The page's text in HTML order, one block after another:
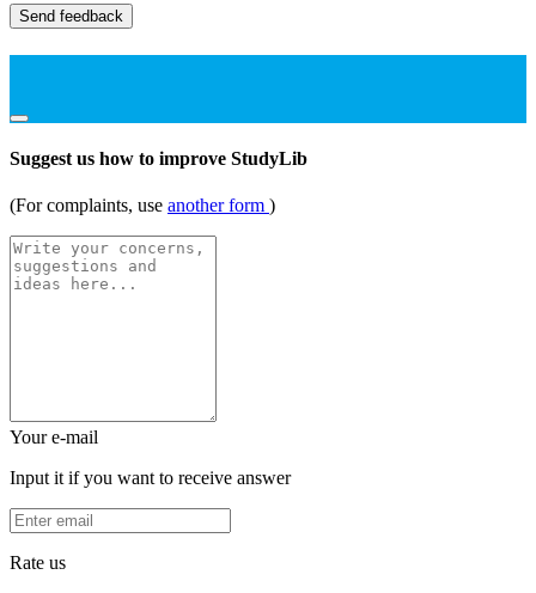
Send feedback
Suggest us how to improve StudyLib
(For complaints, use another form )
Your e-mail
Input it if you want to receive answer
Rate us